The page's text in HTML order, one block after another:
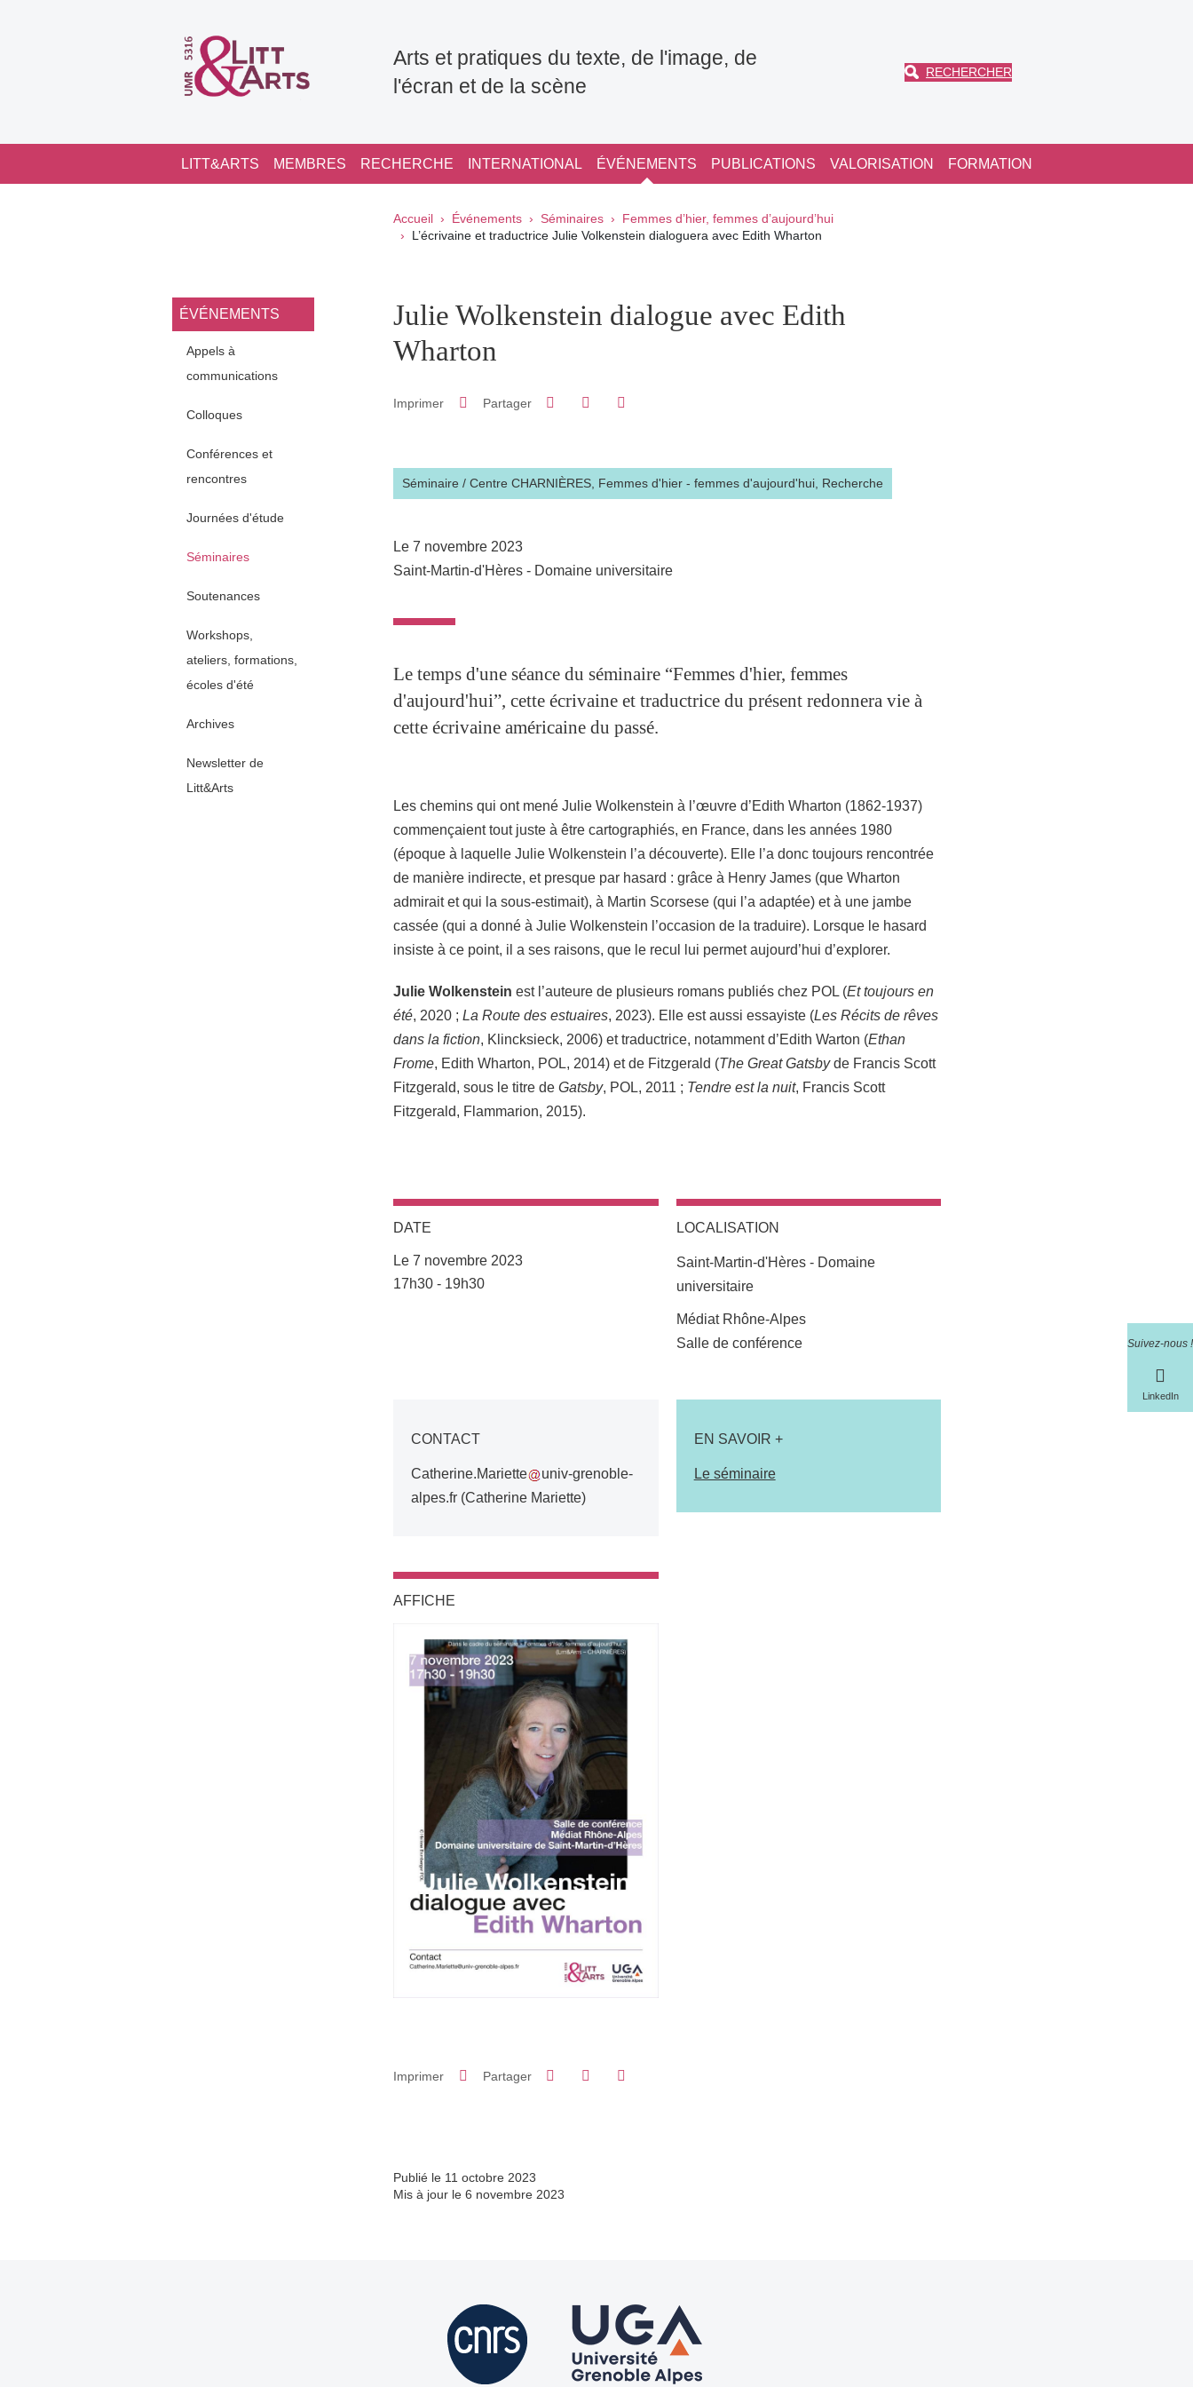
Suivez-nous !
LinkedIn
Arts et pratiques du texte, de l'image, de
l'écran et de la scène
RECHERCHER
Navigation principale
LITT&ARTS MEMBRES RECHERCHE INTERNATIONAL ÉVÉNEMENTS PUBLICATIONS VALORISATION FORMATION
Fil d'Ariane
Accueil Événements Séminaires
Femmes d’hier, femmes d’aujourd’hui
L’écrivaine et traductrice Julie Volkenstein dialoguera avec Edith Wharton
Navigation principale Sidebar
ÉVÉNEMENTS
Appels à
communications
Colloques
Conférences et
rencontres
Journées d'étude
Séminaires
Soutenances
Workshops,
ateliers, formations,
écoles d'été
Archives
Newsletter de
Litt&Arts
Julie Wolkenstein dialogue avec Edith
Wharton
Imprimer Partager Partager sur Facebook
Partager sur LinkedIn
Séminaire / Centre CHARNIÈRES, Femmes d'hier - femmes d'aujourd'hui, Recherche
Le 7 novembre 2023
Saint-Martin-d'Hères - Domaine universitaire
Le temps d'une séance du séminaire “Femmes d'hier, femmes
d'aujourd'hui”, cette écrivaine et traductrice du présent redonnera vie à
cette écrivaine américaine du passé.
Les chemins qui ont mené Julie Wolkenstein à l’œuvre d’Edith Wharton (1862-1937)
commençaient tout juste à être cartographiés, en France, dans les années 1980
(époque à laquelle Julie Wolkenstein l’a découverte). Elle l’a donc toujours rencontrée
de manière indirecte, et presque par hasard : grâce à Henry James (que Wharton
admirait et qui la sous-estimait), à Martin Scorsese (qui l’a adaptée) et à une jambe
cassée (qui a donné à Julie Wolkenstein l’occasion de la traduire). Lorsque le hasard
insiste à ce point, il a ses raisons, que le recul lui permet aujourd’hui d’explorer.
Julie Wolkenstein est l’auteure de plusieurs romans publiés chez POL (Et toujours en
été, 2020 ; La Route des estuaires, 2023). Elle est aussi essayiste (Les Récits de rêves
dans la fiction, Klincksieck, 2006) et traductrice, notamment d’Edith Warton (Ethan
Frome, Edith Wharton, POL, 2014) et de Fitzgerald (The Great Gatsbyde Francis Scott
Fitzgerald, sous le titre de Gatsby, POL, 2011 ; Tendre est la nuit, Francis Scott
Fitzgerald, Flammarion, 2015).
DATE
Le 7 novembre 2023
Complément date
17h30 - 19h30
LOCALISATION
Saint-Martin-d'Hères - Domaine
universitaire
Complément lieu
Médiat Rhône-Alpes
Salle de conférence
CONTACT
Catherine.Mariette
univ-grenoble-
alpes.fr(Catherine Mariette)
EN SAVOIR +
Le séminaire
AFFICHE
Imprimer Partager Partager sur Facebook
Partager sur LinkedIn
Publié le 11 octobre 2023
Mis à jour le 6 novembre 2023